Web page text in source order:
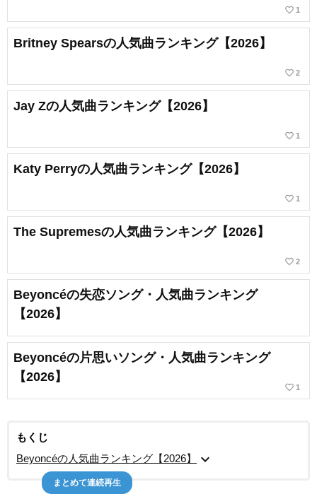
favorite_border 1
Britney Spearsの人気曲ランキング【2026】
favorite_border 2
Jay Zの人気曲ランキング【2026】
favorite_border 1
Katy Perryの人気曲ランキング【2026】
favorite_border 1
The Supremesの人気曲ランキング【2026】
favorite_border 2
Beyoncéの失恋ソング・人気曲ランキング
【2026】
Beyoncéの片思いソング・人気曲ランキング
【2026】
favorite_border 1
もくじ
Beyoncéの人気曲ランキング【2026】
expand_more
まとめて連続再生